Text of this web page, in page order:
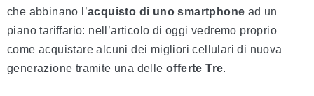
che abbinano l’acquisto di uno smartphone ad un
piano tariffario: nell’articolo di oggi vedremo proprio
come acquistare alcuni dei migliori cellulari di nuova
generazione tramite una delle offerte Tre.